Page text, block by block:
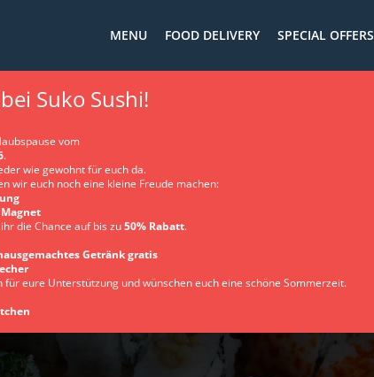
MENU FOOD DELIVERY SPECIAL OFFERS
Suko Sushi!
vom
.
wie gewohnt für euch da.
wir euch noch eine kleine Freude machen:
die Chance auf bis zu50% Rabatt.
Getränk gratis
für eure Unterstützung und wünschen euch eine schöne Sommerzeit.